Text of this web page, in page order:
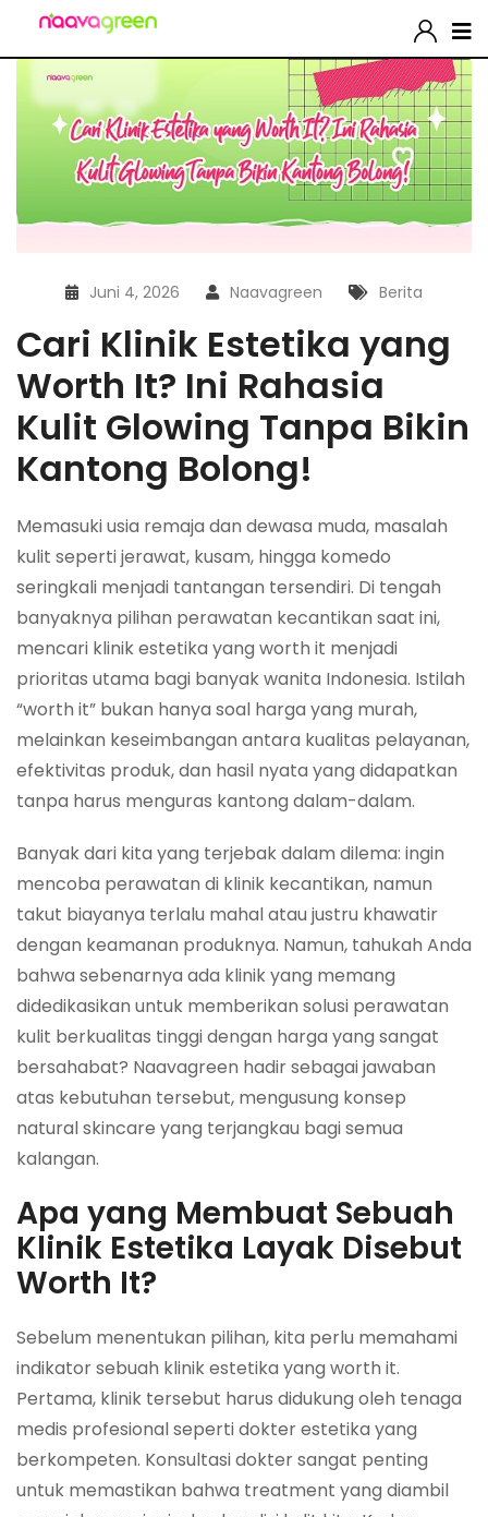
Juni 4, 2026 Naavagreen Berita
Cari Klinik Estetika yang
Worth It? Ini Rahasia
Kulit Glowing Tanpa Bikin
Kantong Bolong!
Memasuki usia remaja dan dewasa muda, masalah
kulit seperti jerawat, kusam, hingga komedo
seringkali menjadi tantangan tersendiri. Di tengah
banyaknya pilihan perawatan kecantikan saat ini,
mencari klinik estetika yang worth it menjadi
prioritas utama bagi banyak wanita Indonesia. Istilah
“worth it” bukan hanya soal harga yang murah,
melainkan keseimbangan antara kualitas pelayanan,
efektivitas produk, dan hasil nyata yang didapatkan
tanpa harus menguras kantong dalam-dalam.
Banyak dari kita yang terjebak dalam dilema: ingin
mencoba perawatan di klinik kecantikan, namun
takut biayanya terlalu mahal atau justru khawatir
dengan keamanan produknya. Namun, tahukah Anda
bahwa sebenarnya ada klinik yang memang
didedikasikan untuk memberikan solusi perawatan
kulit berkualitas tinggi dengan harga yang sangat
bersahabat? Naavagreen hadir sebagai jawaban
atas kebutuhan tersebut, mengusung konsep
natural skincare yang terjangkau bagi semua
kalangan.
Apa yang Membuat Sebuah
Klinik Estetika Layak Disebut
Worth It?
Sebelum menentukan pilihan, kita perlu memahami
indikator sebuah klinik estetika yang worth it.
Pertama, klinik tersebut harus didukung oleh tenaga
medis profesional seperti dokter estetika yang
berkompeten. Konsultasi dokter sangat penting
untuk memastikan bahwa treatment yang diambil